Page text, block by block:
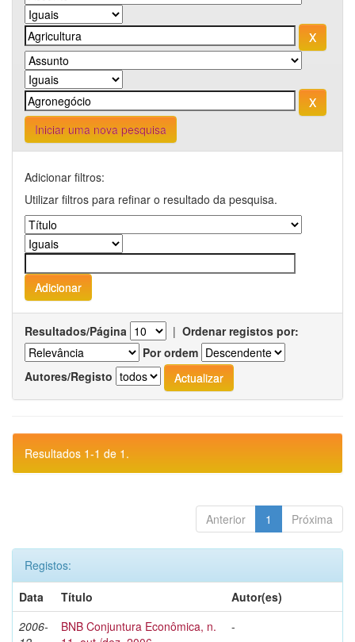
Iniciar uma nova pesquisa
Adicionar filtros:
Utilizar filtros para refinar o resultado da pesquisa.
Resultados/Página | Ordenar registos por:
Por ordem
Autores/Registo
Resultados 1-1 de 1.
Anterior 1 Próxima
Registos:
Data
Título
Autor(es)
2006-
BNB Conjuntura Econômica, n.
-